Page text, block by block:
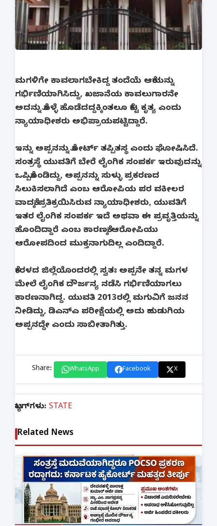
ಮಗಳಿಗೇ ಕಾವಲಾಗಬೇಕಿದ್ದ ತಂದೆಯೆ ಆಕೆಯನ್ನು
ಗರ್ಭಿಣಿಯಾಗಿಸಿದ್ದು, ಖಜಾನೆಯ ಕಾವಲುಗಾರನೇ
ಅದನ್ನು ಕೊಳ್ಳೆ ಹೊಡೆದದ್ದಕ್ಕಿಂತಲೂ ಕೆಟ್ಟ ಕೃತ್ಯ ಎಂದು
ನ್ಯಾಯಾಧೀಶರು ಅಭಿಪ್ರಾಯಪಟ್ಟಿದ್ದಾರೆ.
ಇನ್ನು ಅಪ್ಪನನ್ನು ಕೋರ್ಟ್ ತಪ್ಪಿತಸ್ಥ ಎಂದು ಘೋಷಿಸಿದೆ.
ಸಂತ್ರಸ್ಥೆ ಯುವತಿಗೆ ಬೇರೆ ಲೈಂಗಿಕ ಸಂಪರ್ಕ ಇರುವುದನ್ನು
ಒಪ್ಪಿಕೊಂಡಿದ್ದು, ಅಪ್ಪನನ್ನು ಸುಳ್ಳು ಪ್ರಕರಣದ
ಸಿಲುಕಿಸಲಾಗಿದೆ ಎಂಬ ಆರೋಪಿಯ ಪರ ವಕೀಲರ
ವಾದಕ್ಕೆ ಪ್ರತಿಕ್ರಯಿಸಿರುವ ನ್ಯಾಯಾಧೀಶರು, ಯುವತಿಗೆ
ಇತರ ಲೈಂಗಿಕ ಸಂಪರ್ಕ ಇದೆ ಅಥವಾ ಈ ಪ್ರವೃತ್ತಿಯನ್ನು
ಹೊಂದಿದ್ದಾರೆ ಎಂಬ ಕಾರಣಕ್ಕೆ ಆರೋಪಿಯು
ಆರೋಪದಿಂದ ಮುಕ್ತನಾಗುದಿಲ್ಲ ಎಂದಿದ್ದಾರೆ.
ಕೇರಳದ ಜಿಲ್ಲೆಯೊಂದರಲ್ಲಿ ಸ್ವತಃ ಅಪ್ಪನೇ ತನ್ನ ಮಗಳ
ಮೇಲೆ ಲೈಂಗಿಕ ದೌರ್ಜನ್ಯ ನಡೆಸಿ ಗರ್ಭಿಣಿಯಾಗಲು
ಕಾರಣನಾಗಿದ್ದ. ಯುವತಿ 2013ರಲ್ಲಿ ಮಗುವಿಗೆ ಜನನ
ನೀಡಿದ್ದು, ಡಿಎನ್‌ಎ ಪರೀಕ್ಷೆಯಲ್ಲಿ ಅದು ಹುಡುಗಿಯ
ಅಪ್ಪನದ್ದೇ ಎಂದು ಸಾಬೀತಾಗಿತ್ತು.
Share: WhatsApp Facebook X
ಟ್ಯಾಗ್‌ಗಳು: STATE
Related News